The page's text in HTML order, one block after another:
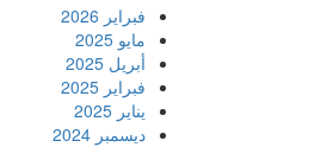
فبراير 2026
مايو 2025
أبريل 2025
فبراير 2025
يناير 2025
ديسمبر 2024